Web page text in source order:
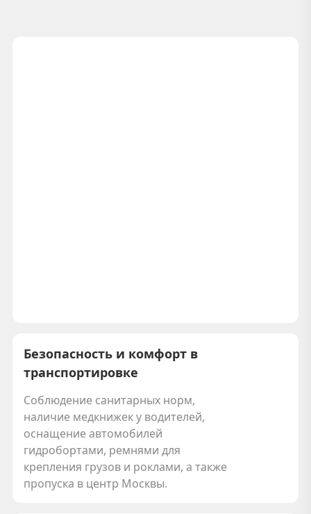
Безопасность и комфорт в
транспортировке
Соблюдение санитарных норм,
наличие медкнижек у водителей,
оснащение автомобилей
гидробортами, ремнями для
крепления грузов и роклами, а также
пропуска в центр Москвы.